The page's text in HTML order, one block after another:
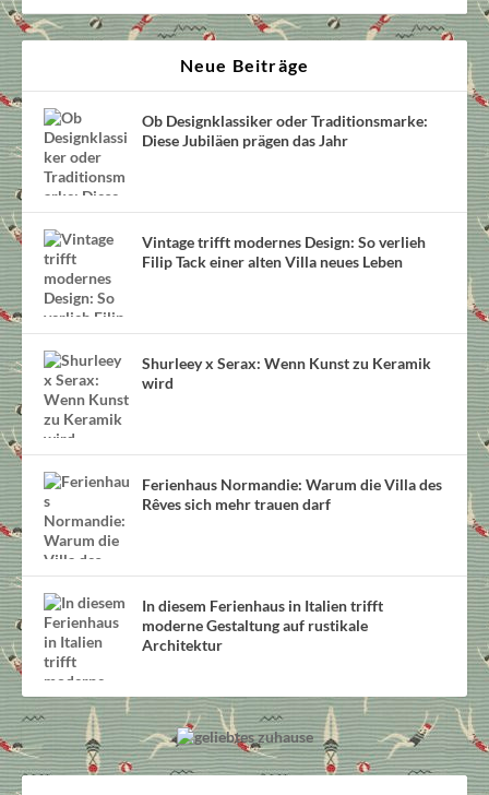
Neue Beiträge
Ob Designklassiker oder Traditionsmarke:
Diese Jubiläen prägen das Jahr
Vintage trifft modernes Design: So verlieh
Filip Tack einer alten Villa neues Leben
Shurleey x Serax: Wenn Kunst zu Keramik
wird
Ferienhaus Normandie: Warum die Villa des
Rêves sich mehr trauen darf
In diesem Ferienhaus in Italien trifft
moderne Gestaltung auf rustikale
Architektur